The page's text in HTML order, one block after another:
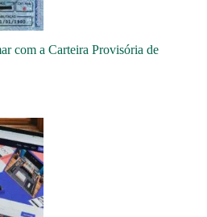
com a Carteira Provisória de